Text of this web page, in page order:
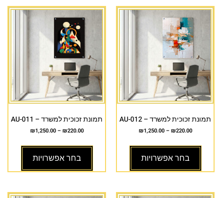
תמונת זכוכית למשרד – AU-012
₪220.00
–
₪1,250.00
בחר אפשרויות
תמונת זכוכית למשרד – AU-011
₪220.00
–
₪1,250.00
בחר אפשרויות